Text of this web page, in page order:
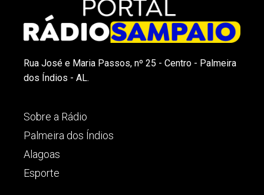
Rua José e Maria Passos, nº 25 - Centro - Palmeira
dos Índios - AL.
Sobre a Rádio
Palmeira dos Índios
Alagoas
Esporte